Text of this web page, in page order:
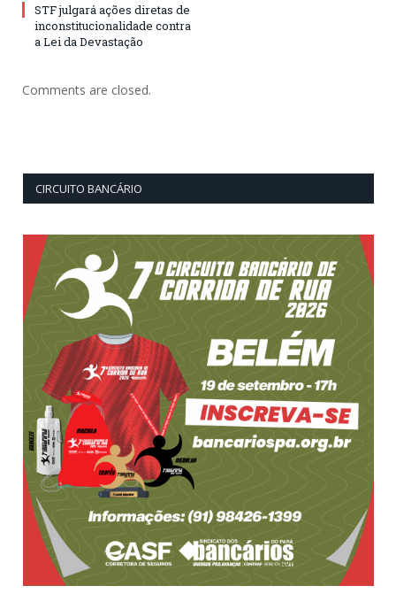
STF julgará ações diretas de
inconstitucionalidade contra
a Lei da Devastação
Comments are closed.
CIRCUITO BANCÁRIO